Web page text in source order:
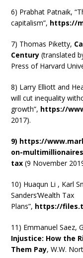
6) Prabhat Patnaik,
capitalism”, https://
7) Thomas Piketty,
Century (translated
Press of Harvard
8) Larry Elliott and
will cut inequality
growth”, https://
2017).
9) https://
on-
tax (9 November
10) Huaqun Li , Karl
Sanders’Wealth Tax
Plans”, https://
11) Emmanuel Saez,
Injustice: How the
Them Pay, W.W.